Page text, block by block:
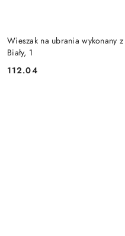
Wieszak na ubrania wykonany
Biały, 1
Cena:
112.04